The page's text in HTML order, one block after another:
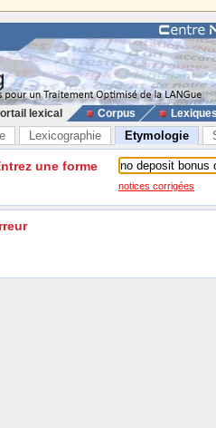
lexical Corpus
Lexicographie Etymologie
une forme
notices corrigées